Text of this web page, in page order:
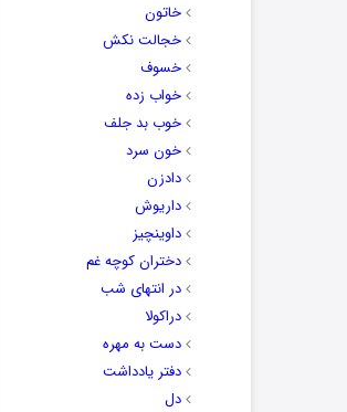
خاتون
خجالت نکش
خسوف
خواب زده
خوب بد جلف
خون سرد
دادزن
داریوش
داوینچیز
دختران کوچه غم
در انتهای شب
دراکولا
دست به مهره
دفتر یادداشت
دل